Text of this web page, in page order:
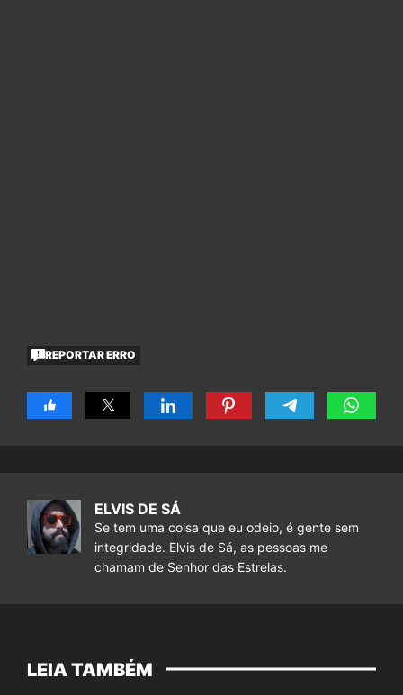
REPORTAR ERRO
ELVIS DE SÁ
Se tem uma coisa que eu odeio, é gente sem
integridade. Elvis de Sá, as pessoas me
chamam de Senhor das Estrelas.
LEIA TAMBÉM